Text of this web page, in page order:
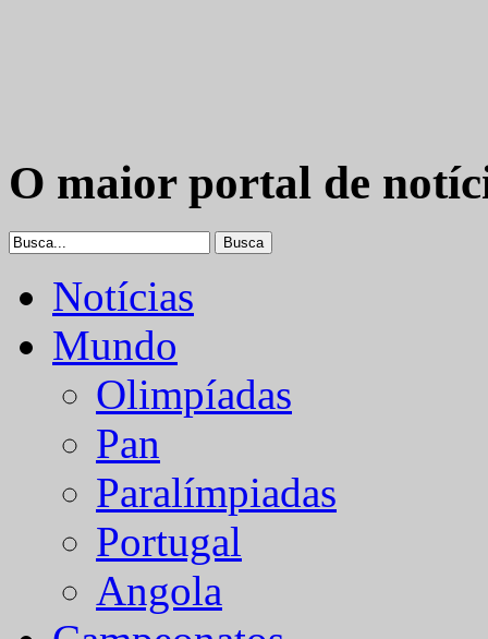
O maior portal de
Notícias
Mundo
Olimpíadas
Pan
Paralímpiadas
Portugal
Angola